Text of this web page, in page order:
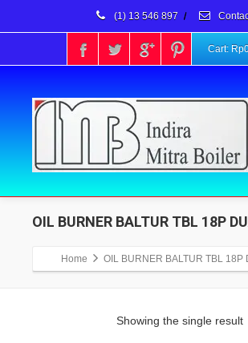
(1) 13 546 897 /
Cart: Rp
OIL BURNER BALTUR TBL 18P
Home OIL BURNER BALTUR TBL 18P
Showing the single result